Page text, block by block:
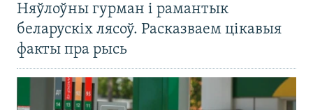
Няўлоўны гурман і рамантык
беларускіх лясоў. Расказваем цікавыя
факты пра рысь